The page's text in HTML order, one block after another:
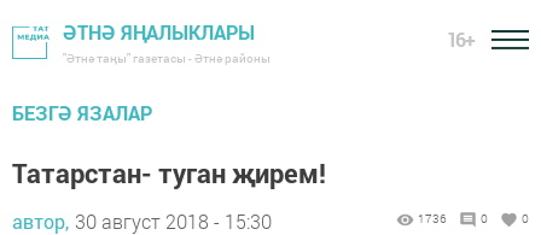
ӘТНӘ ЯҢАЛЫКЛАРЫ
"Әтнә таңы" газетасы - Әтнә районы
16+
БЕЗГӘ ЯЗАЛАР
Татарстан- туган җирем!
автор, 30 август 2018 - 15:30 1736 0 0